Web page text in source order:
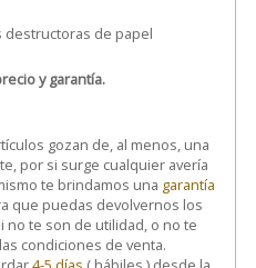
y garantía.
gozan de, al menos, una
por si surge cualquier avería
te brindamos una garantía
que puedas devolvernos los
te son de utilidad, o no te
condiciones de venta.